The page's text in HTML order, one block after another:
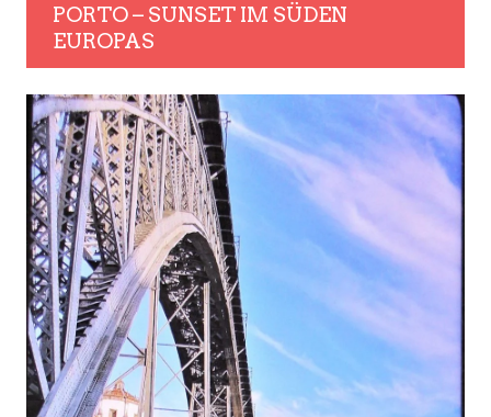
PORTO – SUNSET IM SÜDEN
EUROPAS